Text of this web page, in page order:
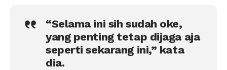
“Selama ini sih sudah oke,
yang penting tetap dijaga aja
seperti sekarang ini,” kata
dia.